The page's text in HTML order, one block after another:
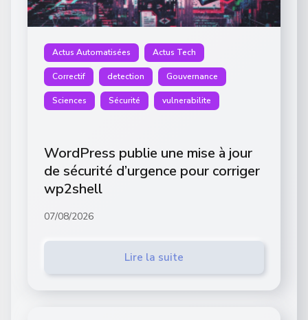
Actus Automatisées Actus Tech
Correctif detection Gouvernance
Sciences Sécurité vulnerabilite
WordPress publie une mise à jour
de sécurité d’urgence pour corriger
wp2shell
07/08/2026
Lire la suite